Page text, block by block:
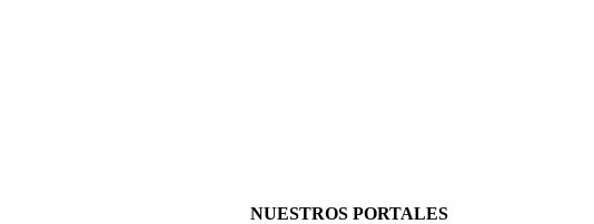
NUESTROS PORTALES